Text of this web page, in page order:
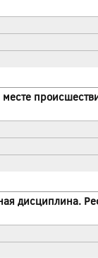
дисциплина.